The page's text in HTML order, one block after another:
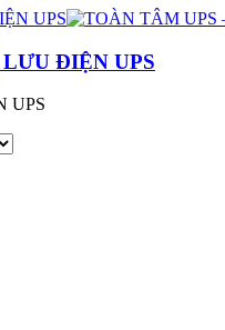
ĐIỆN UPS
UPS